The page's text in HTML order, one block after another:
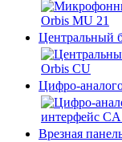
Центральный
Цифро-
Врезная